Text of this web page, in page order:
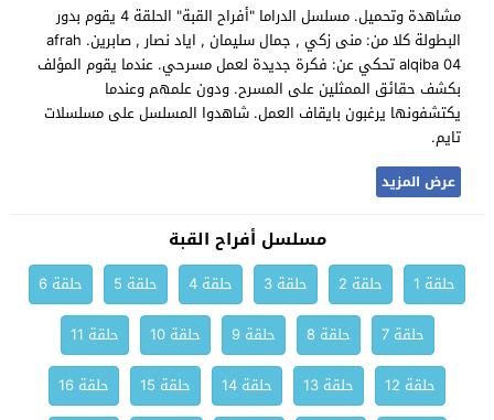
مشاهدة وتحميل. مسلسل الدراما "أفراح القبة" الحلقة 4 يقوم بدور
البطولة كلا من: منى زكي , جمال سليمان , اياد نصار , صابرين. afrah
alqiba 04 تحكي عن: فكرة جديدة لعمل مسرحي. عندما يقوم المؤلف
بكشف حقائق الممثلين على المسرح. ودون علمهم وعندما
يكتشفونها يرغبون بايقاف العمل. شاهدوا المسلسل على مسلسلات
تايم.
عرض المزيد
مسلسل أفراح القبة
حلقة 1 حلقة 2 حلقة 3 حلقة 4 حلقة 5
حلقة 6
حلقة 7
حلقة 8 حلقة 9 حلقة 10
حلقة 11
حلقة 12
حلقة 13 حلقة 14 حلقة 15
حلقة 16